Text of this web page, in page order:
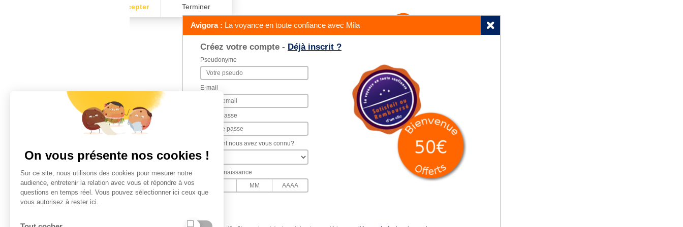
Avigora : La voyance en toute confiance avec Mila
Créez votre compte - Déjà inscrit ?
Pseudonyme
E-mail
Mot de passe
Comment nous avez vous connu?
Date de naissance
On vous présente nos cookies !
Sur ce site, nous utilisons des cookies pour mesurer notre
audience, entretenir la relation avec vous et répondre à vos
questions en temps réel. Vous pouvez sélectionner ici ceux que
vous autorisez à rester ici.